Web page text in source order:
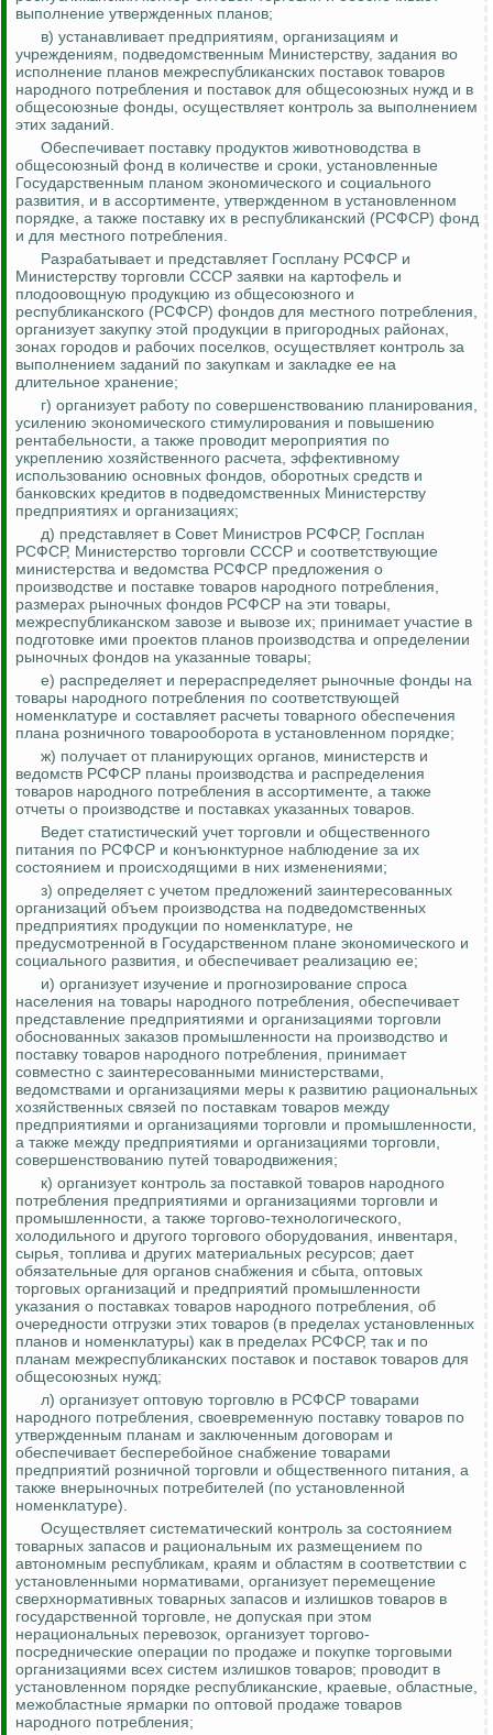
выполнение утвержденных планов;
в) устанавливает предприятиям, организациям и
учреждениям, подведомственным Министерству, задания во
исполнение планов межреспубликанских поставок товаров
народного потребления и поставок для общесоюзных нужд и в
общесоюзные фонды, осуществляет контроль за выполнением
этих заданий.
Обеспечивает поставку продуктов животноводства в
общесоюзный фонд в количестве и сроки, установленные
Государственным планом экономического и социального
развития, и в ассортименте, утвержденном в установленном
порядке, а также поставку их в республиканский (РСФСР) фонд
и для местного потребления.
Разрабатывает и представляет Госплану РСФСР и
Министерству торговли СССР заявки на картофель и
плодоовощную продукцию из общесоюзного и
республиканского (РСФСР) фондов для местного потребления,
организует закупку этой продукции в пригородных районах,
зонах городов и рабочих поселков, осуществляет контроль за
выполнением заданий по закупкам и закладке ее на
длительное хранение;
г) организует работу по совершенствованию планирования,
усилению экономического стимулирования и повышению
рентабельности, а также проводит мероприятия по
укреплению хозяйственного расчета, эффективному
использованию основных фондов, оборотных средств и
банковских кредитов в подведомственных Министерству
предприятиях и организациях;
д) представляет в Совет Министров РСФСР, Госплан
РСФСР, Министерство торговли СССР и соответствующие
министерства и ведомства РСФСР предложения о
производстве и поставке товаров народного потребления,
размерах рыночных фондов РСФСР на эти товары,
межреспубликанском завозе и вывозе их; принимает участие в
подготовке ими проектов планов производства и определении
рыночных фондов на указанные товары;
е) распределяет и перераспределяет рыночные фонды на
товары народного потребления по соответствующей
номенклатуре и составляет расчеты товарного обеспечения
плана розничного товарооборота в установленном порядке;
ж) получает от планирующих органов, министерств и
ведомств РСФСР планы производства и распределения
товаров народного потребления в ассортименте, а также
отчеты о производстве и поставках указанных товаров.
Ведет статистический учет торговли и общественного
питания по РСФСР и конъюнктурное наблюдение за их
состоянием и происходящими в них изменениями;
з) определяет с учетом предложений заинтересованных
организаций объем производства на подведомственных
предприятиях продукции по номенклатуре, не
предусмотренной в Государственном плане экономического и
социального развития, и обеспечивает реализацию ее;
и) организует изучение и прогнозирование спроса
населения на товары народного потребления, обеспечивает
представление предприятиями и организациями торговли
обоснованных заказов промышленности на производство и
поставку товаров народного потребления, принимает
совместно с заинтересованными министерствами,
ведомствами и организациями меры к развитию рациональных
хозяйственных связей по поставкам товаров между
предприятиями и организациями торговли и промышленности,
а также между предприятиями и организациями торговли,
совершенствованию путей товародвижения;
к) организует контроль за поставкой товаров народного
потребления предприятиями и организациями торговли и
промышленности, а также торгово-технологического,
холодильного и другого торгового оборудования, инвентаря,
сырья, топлива и других материальных ресурсов; дает
обязательные для органов снабжения и сбыта, оптовых
торговых организаций и предприятий промышленности
указания о поставках товаров народного потребления, об
очередности отгрузки этих товаров (в пределах установленных
планов и номенклатуры) как в пределах РСФСР, так и по
планам межреспубликанских поставок и поставок товаров для
общесоюзных нужд;
л) организует оптовую торговлю в РСФСР товарами
народного потребления, своевременную поставку товаров по
утвержденным планам и заключенным договорам и
обеспечивает бесперебойное снабжение товарами
предприятий розничной торговли и общественного питания, а
также внерыночных потребителей (по установленной
номенклатуре).
Осуществляет систематический контроль за состоянием
товарных запасов и рациональным их размещением по
автономным республикам, краям и областям в соответствии с
установленными нормативами, организует перемещение
сверхнормативных товарных запасов и излишков товаров в
государственной торговле, не допуская при этом
нерациональных перевозок, организует торгово-
посреднические операции по продаже и покупке торговыми
организациями всех систем излишков товаров; проводит в
установленном порядке республиканские, краевые, областные,
межобластные ярмарки по оптовой продаже товаров
народного потребления;